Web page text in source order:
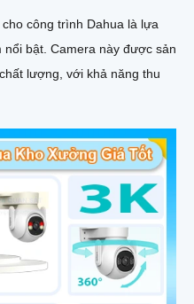
công trình Dahua là lựa
được sản
lượng, với khả năng thu